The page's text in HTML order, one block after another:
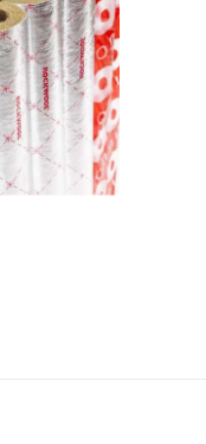
Н Оптима
Д Оптима
50 мм
100 мм
CONLIT